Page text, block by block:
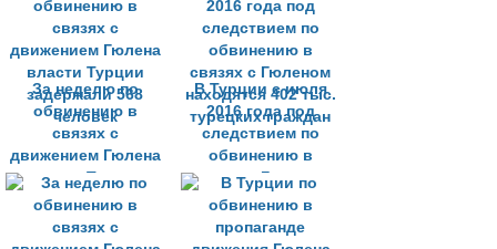
российского посла
За неделю по
обвинению в
связях с
движением Гюлена
власти Турции
задержали 568
человек
В Турции с июля
2016 года под
следствием по
обвинению в
связях с Гюленом
находятся 402 тыс.
турецких граждан